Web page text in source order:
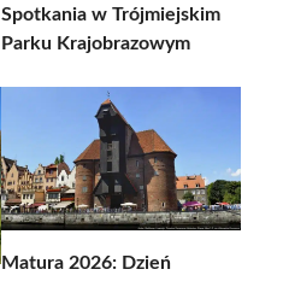
Spotkania w Trójmiejskim
Parku Krajobrazowym
Matura 2026: Dzień